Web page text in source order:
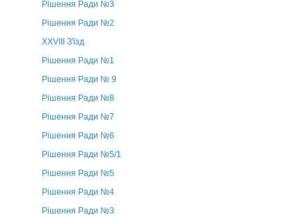
Рішення Ради №3
Рішення Ради №2
XXVIII З'їзд
Рішення Ради №1
Рішення Ради № 9
Рішення Ради №8
Рішення Ради №7
Рішення Ради №6
Рішення Ради №5/1
Рішення Ради №5
Рішення Ради №4
Рішення Ради №3